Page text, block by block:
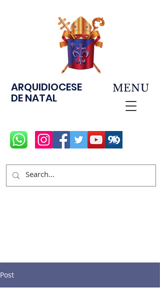
ARQUIDIOCESE
DE NATAL
MENU
Post